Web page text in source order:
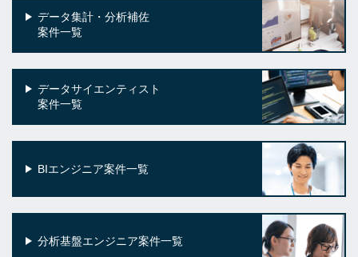
データ集計・分析補佐
案件一覧
データサイエンティスト
案件一覧
BIエンジニア案件一覧
分析基盤エンジニア案件一覧